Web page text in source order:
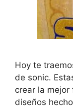
Hoy te
de sonic.
crear la
diseños